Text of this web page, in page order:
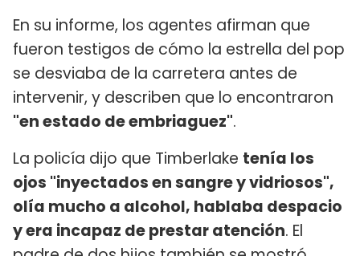
En su informe, los agentes afirman que
fueron testigos de cómo la estrella del pop
se desviaba de la carretera antes de
intervenir, y describen que lo encontraron
"en estado de embriaguez".
La policía dijo que Timberlake tenía los
ojos "inyectados en sangre y vidriosos",
olía mucho a alcohol, hablaba despacio
y era incapaz de prestar atención. El